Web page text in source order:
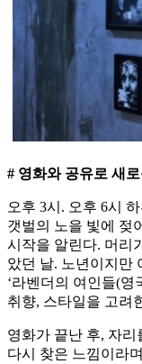
# 영화와 공유로 새
오후 3시. 오후 6시
갯벌의 노을 빛에 젖
시작을 알린다. 머리
았던 날. 노년이지만
‘라벤더의 여인들(영
취향, 스타일을 고려
영화가 끝난 후, 자
다시 찾은 느낌이라